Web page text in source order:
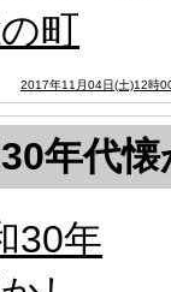
町
2017年11月04日(土)12時
年代